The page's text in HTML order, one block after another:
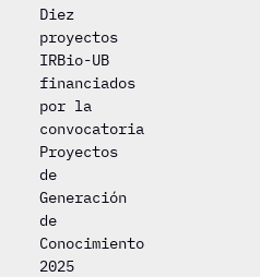
Diez
proyectos
IRBio-UB
financiados
por la
convocatoria
Proyectos
de
Generación
de
Conocimiento
2025